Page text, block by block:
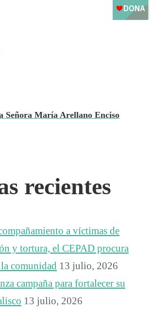
Señora María Arellano Enciso
recientes
a víctimas de
y tortura, el CEPAD procura
comunidad 13 julio, 2026
campaña para fortalecer su
13 julio, 2026